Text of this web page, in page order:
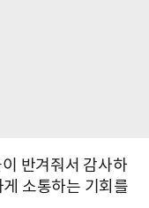
반겨줘서 감사하
소통하는 기회를